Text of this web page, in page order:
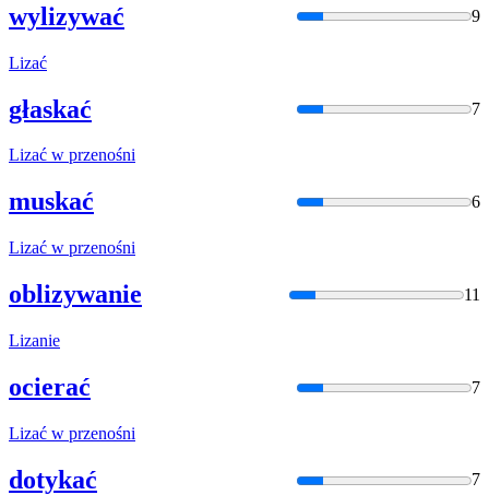
wylizywać 9
Lizać
głaskać 7
Lizać w przenośni
muskać 6
Lizać w przenośni
oblizywanie 11
Lizanie
ocierać 7
Lizać w przenośni
dotykać 7